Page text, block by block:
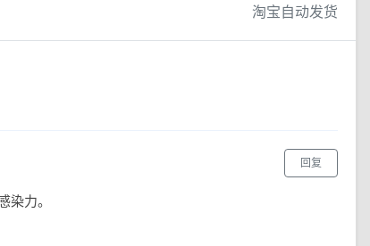
淘宝自动发货
回复
染力。